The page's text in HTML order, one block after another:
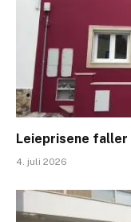
Leieprisene faller
4. juli 2026